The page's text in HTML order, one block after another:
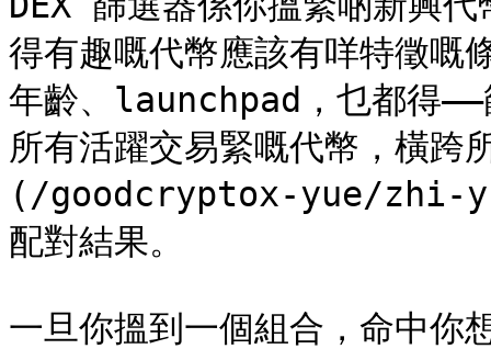
得有趣嘅代幣應該有咩特徵嘅
年齡、launchpad，乜都得——
所有活躍交易緊嘅代幣，橫
(/goodcryptox-yue/zhi-
配對結果。
一旦你搵到一個組合，命中你